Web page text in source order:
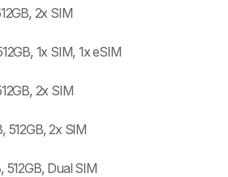
2x SIM
1x SIM, 1x eSIM
2x SIM
512GB, 2x SIM
512GB, Dual SIM